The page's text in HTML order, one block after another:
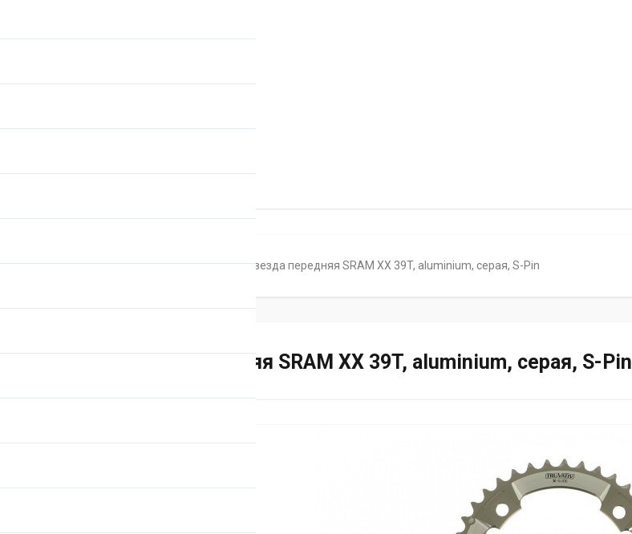
Главная Каталог Звезды Звезда передняя SRAM XX 39T, aluminium, серая, S-Pin
Звезда передняя SRAM XX 39T, aluminium, серая, S-Pin